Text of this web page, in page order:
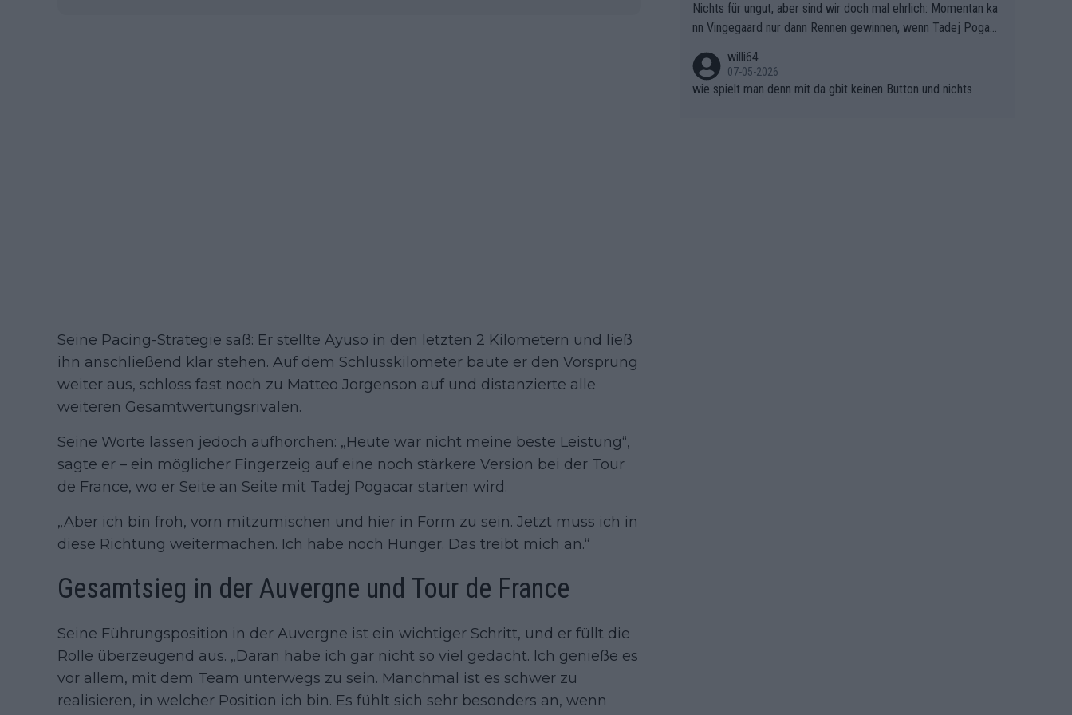
Seine Pacing-Strategie saß: Er stellte Ayuso in den letzten 2 Kilometern und ließ
ihn anschließend klar stehen. Auf dem Schlusskilometer baute er den Vorsprung
weiter aus, schloss fast noch zu Matteo Jorgenson auf und distanzierte alle
weiteren Gesamtwertungsrivalen.
Seine Worte lassen jedoch aufhorchen: „Heute war nicht meine beste Leistung“,
sagte er – ein möglicher Fingerzeig auf eine noch stärkere Version bei der Tour
de France, wo er Seite an Seite mit Tadej Pogacar starten wird.
„Aber ich bin froh, vorn mitzumischen und hier in Form zu sein. Jetzt muss ich in
diese Richtung weitermachen. Ich habe noch Hunger. Das treibt mich an.“
Gesamtsieg in der Auvergne und Tour de France
Seine Führungsposition in der Auvergne ist ein wichtiger Schritt, und er füllt die
Rolle überzeugend aus. „Daran habe ich gar nicht so viel gedacht. Ich genieße es
vor allem, mit dem Team unterwegs zu sein. Manchmal ist es schwer zu
realisieren, in welcher Position ich bin. Es fühlt sich sehr besonders an, wenn
große Finale Richtung Nizza. Niewiadoma hat psychologisch O
berwasser, aber SD Worx und Vollering müssen jetzt All-In ge
hen. (gregmann)
Nichts für ungut, aber sind wir doch mal ehrlich: Momentan ka
nn Vingegaard nur dann Rennen gewinnen, wenn Tadej Pogaca
willi64
07-05-2026
wie spielt man denn mit da gbit keinen Button und nichts